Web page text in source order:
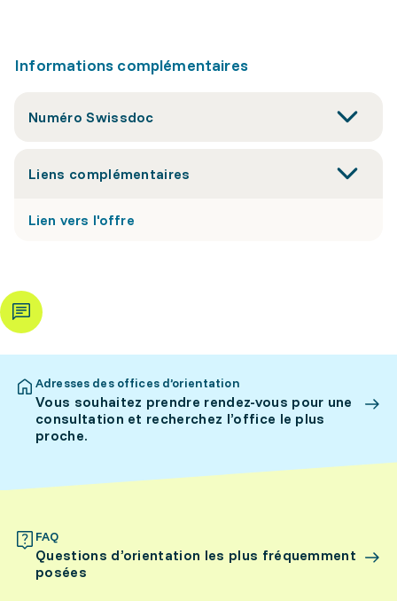
Informations complémentaires
Numéro Swissdoc
Liens complémentaires
Lien vers l'offre
Adresses des offices d’orientation
Vous souhaitez prendre rendez-vous pour une
consultation et recherchez l’office le plus
proche.
FAQ
Questions d’orientation les plus fréquemment
posées